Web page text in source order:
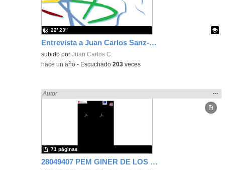
Entrevista a Juan Carlos Sanz-Briz, hijo de Ángel Sanz Briz, "El Ángel de Budapest"
Contenido educativo.
subido porJuan Carlos C.
22′ 23″
-hace un año - Escuchado203 veces
28049407 PEM GINER DE LOS RÍOS
Encontrado «zaragoza» en:
Autor
la
…
71 páginas